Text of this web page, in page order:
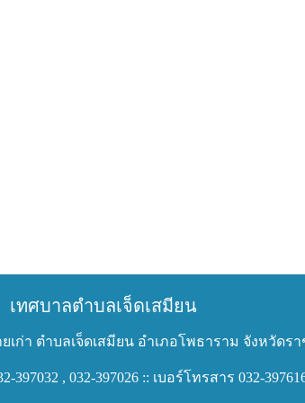
เทศบาลตำบลเจ็ดเสมียน
เก่า ตำบลเจ็ดเสมียน อำเภอโพธาราม จังหวัดรา
397032 , 032-397026 :: เบอร์โทรสาร 032-